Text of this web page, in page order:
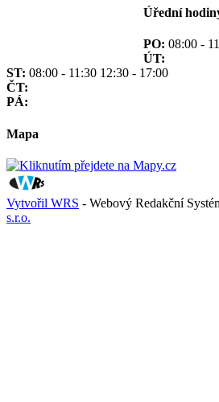
Úřední
PO: 08:00 -
ÚT:
ST: 08:00 - 11:30 12:30 - 17:00
ČT:
PÁ:
Mapa
Vytvořil WRS - Webový Redakční
s.r.o.